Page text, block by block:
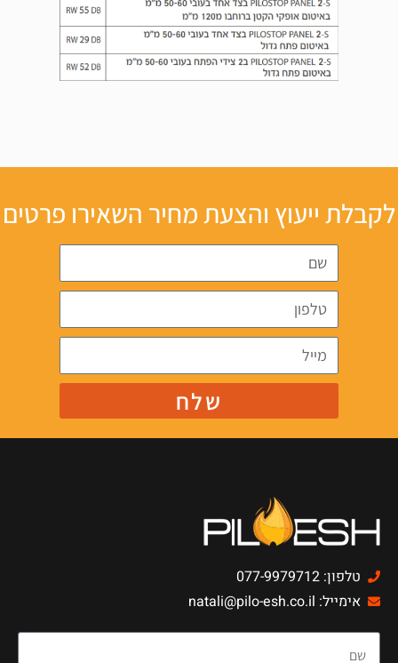
לקבלת ייעוץ והצעת מחיר השאירו פרטים
שלח
טלפון: 077-9979712
אימייל: natali@pilo-esh.co.il